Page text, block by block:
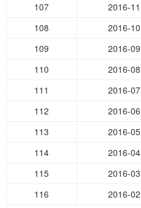
107
2016-11
108
2016-10
109
2016-09
110
2016-08
111
2016-07
112
2016-06
113
2016-05
114
2016-04
115
2016-03
116
2016-02